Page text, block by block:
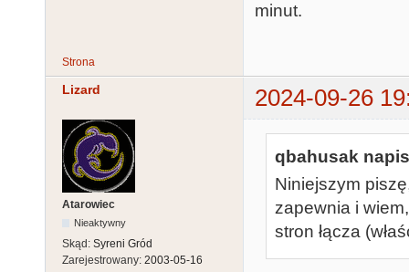
minut.
Strona
Lizard 2024-09-26
Atarowiec
Nieaktywny
Skąd: Syreni Gród
Zarejestrowany: 2003-05-16
qbahusak
Niniejszym
zapewnia i
stron łącza